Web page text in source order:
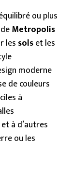
ou plus
Metropolis
les solset les
moderne
de couleurs
à
à d’autres
ou les